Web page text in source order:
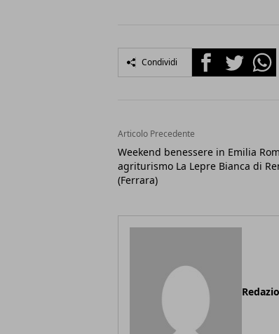
Condividi FacebookTwitter
Articolo Precedente
Weekend benessere in Emilia
agriturismo La Lepre Bianca di
(Ferrara)